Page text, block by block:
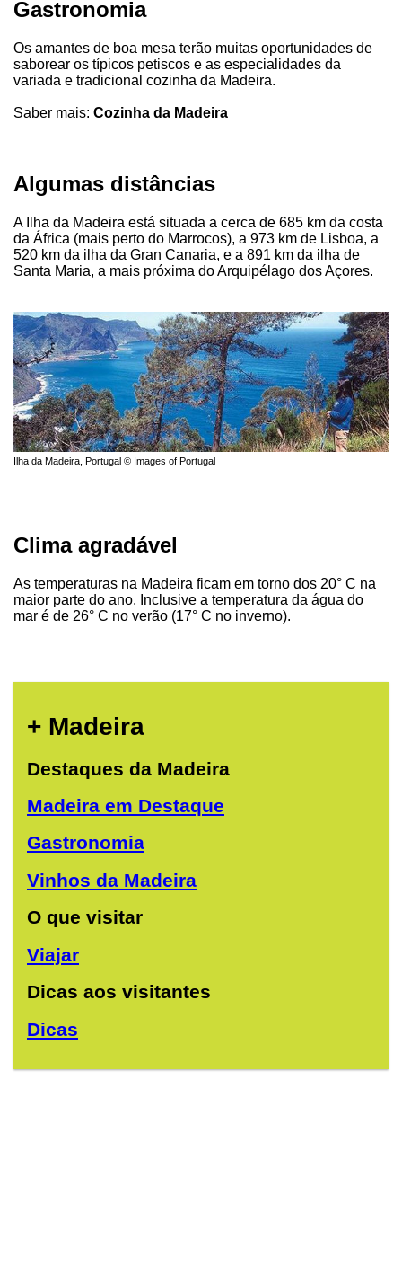
Gastronomia
Os amantes de boa mesa terão muitas oportunidades de
saborear os típicos petiscos e as especialidades da
variada e tradicional cozinha da Madeira.
Saber mais: Cozinha da Madeira
Algumas distâncias
A Ilha da Madeira está situada a cerca de 685 km da costa
da África (mais perto do Marrocos), a 973 km de Lisboa, a
520 km da ilha da Gran Canaria, e a 891 km da ilha de
Santa Maria, a mais próxima do Arquipélago dos Açores.
Ilha da Madeira, Portugal © Images of Portugal
Clima agradável
As temperaturas na Madeira ficam em torno dos 20° C na
maior parte do ano. Inclusive a temperatura da água do
mar é de 26° C no verão (17° C no inverno).
+ Madeira
Destaques da Madeira
Madeira em Destaque
Gastronomia
Vinhos da Madeira
O que visitar
Viajar
Dicas aos visitantes
Dicas